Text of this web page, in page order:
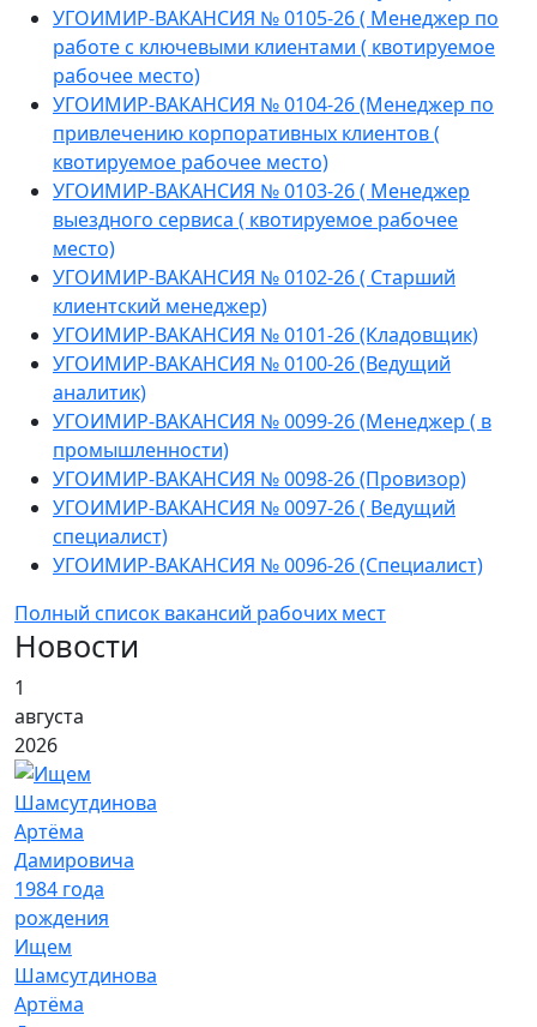
УГОИМИР-ВАКАНСИЯ № 0105-26 ( Менеджер по
работе с ключевыми клиентами ( квотируемое
рабочее место)
УГОИМИР-ВАКАНСИЯ № 0104-26 (Менеджер по
привлечению корпоративных клиентов (
квотируемое рабочее место)
УГОИМИР-ВАКАНСИЯ № 0103-26 ( Менеджер
выездного сервиса ( квотируемое рабочее
место)
УГОИМИР-ВАКАНСИЯ № 0102-26 ( Старший
клиентский менеджер)
УГОИМИР-ВАКАНСИЯ № 0101-26 (Кладовщик)
УГОИМИР-ВАКАНСИЯ № 0100-26 (Ведущий
аналитик)
УГОИМИР-ВАКАНСИЯ № 0099-26 (Менеджер ( в
промышленности)
УГОИМИР-ВАКАНСИЯ № 0098-26 (Провизор)
УГОИМИР-ВАКАНСИЯ № 0097-26 ( Ведущий
специалист)
УГОИМИР-ВАКАНСИЯ № 0096-26 (Специалист)
Полный список вакансий рабочих мест
Новости
1
августа
2026
Ищем
Шамсутдинова
Артёма